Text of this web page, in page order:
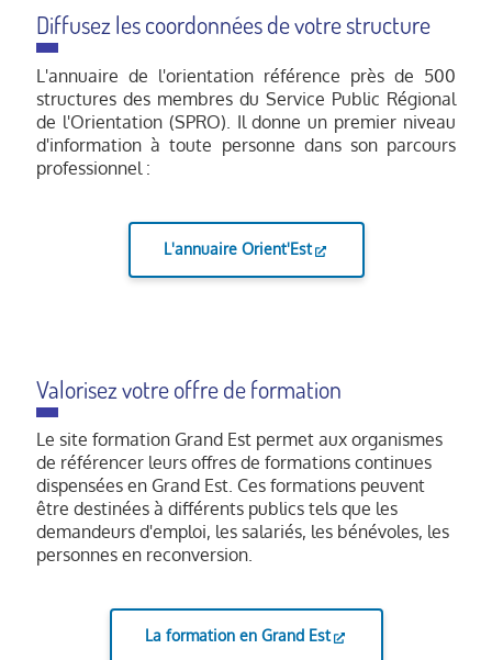
Diffusez les coordonnées de votre structure
L'annuaire de l'orientation référence près de 500
structures des membres du Service Public Régional
de l'Orientation (SPRO). Il donne un premier niveau
d'information à toute personne dans son parcours
professionnel :
L'annuaire Orient'Est
Valorisez votre offre de formation
Le site formation Grand Est permet aux organismes
de référencer leurs offres de formations continues
dispensées en Grand Est. Ces formations peuvent
être destinées à différents publics tels que les
demandeurs d'emploi, les salariés, les bénévoles, les
personnes en reconversion.
La formation en Grand Est